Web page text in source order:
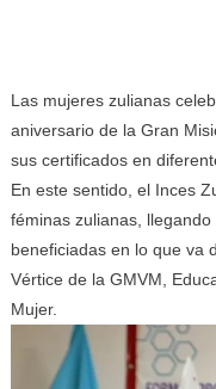
Las mujeres zulianas
aniversario de la Gran
sus certificados en
En este sentido, el Inces
féminas zulianas,
beneficiadas en lo que va
Vértice de la GMVM,
Mujer.